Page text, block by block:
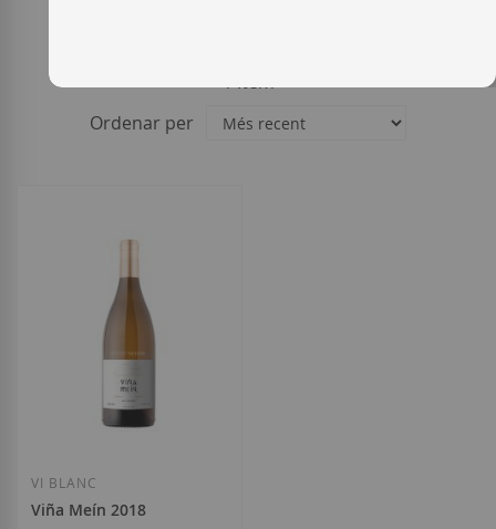
1Item
Ordenar per
VI BLANC
Viña Meín 2018